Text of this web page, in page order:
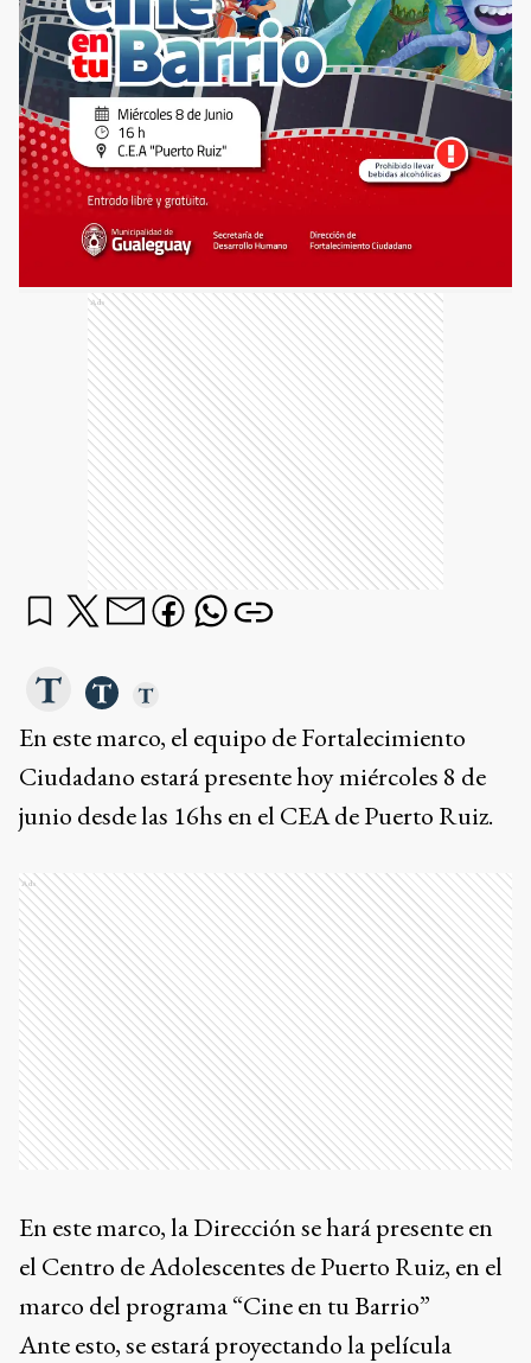
Ads
En este marco, el equipo de Fortalecimiento
Ciudadano estará presente hoy miércoles 8 de
junio desde las 16hs en el CEA de Puerto Ruiz.
Ads
En este marco, la Dirección se hará presente en
el Centro de Adolescentes de Puerto Ruiz, en el
marco del programa “Cine en tu Barrio”
Ante esto, se estará proyectando la película